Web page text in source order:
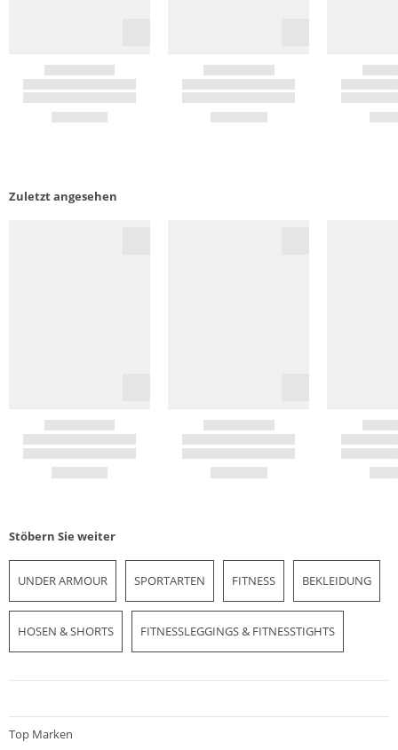
Zuletzt angesehen
Stöbern Sie weiter
UNDER ARMOUR SPORTARTEN FITNESS BEKLEIDUNG
HOSEN & SHORTS FITNESSLEGGINGS & FITNESSTIGHTS
Top Marken